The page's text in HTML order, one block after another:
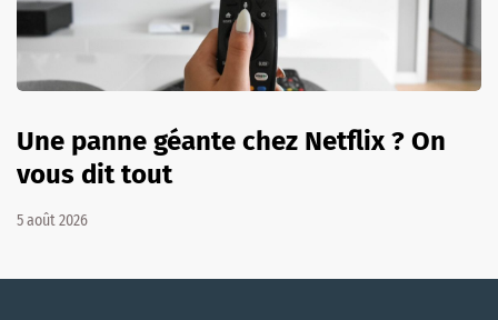
Une panne géante chez Netflix ? On
vous dit tout
5 août 2026